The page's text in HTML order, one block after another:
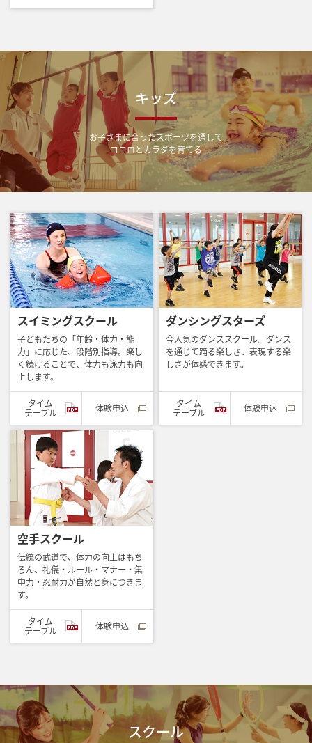
キッズ
お子さまに合ったスポーツを通して
ココロとカラダを育てる
スイミングスクール
子どもたちの「年齢・体力・能
力」に応じた、段階別指導。楽し
く続けることで、体力も泳力も向
上します。
タイム
テーブル
体験申込
ダンシングスターズ
今人気のダンススクール。ダンス
を通じて踊る楽しさ、表現する楽
しさが体感できます。
タイム
テーブル
体験申込
空手スクール
伝統の武道で、体力の向上はもち
ろん、礼儀・ルール・マナー・集
中力・忍耐力が自然と身につきま
す。
タイム
テーブル
体験申込
スクール